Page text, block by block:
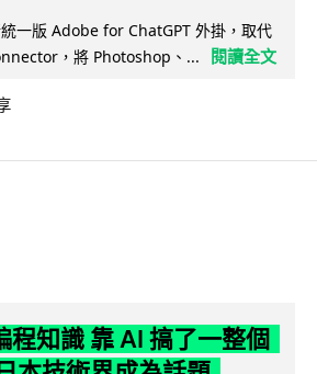
一版 Adobe for ChatGPT 外掛，取代
，將 Photoshop、...
閱讀全文
程知識 靠 AI 搞了一整個